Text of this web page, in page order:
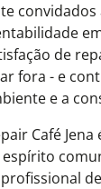
de
fora - e
e a
Café